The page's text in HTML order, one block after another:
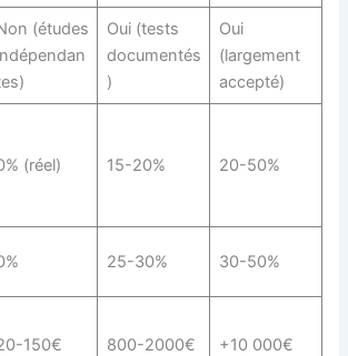
(études
Oui (tests
documentés
)
Oui
(largement
accepté)
(réel) 15-20% 20-50%
25-30% 30-50%
150€ 800-2000€ +10 000€